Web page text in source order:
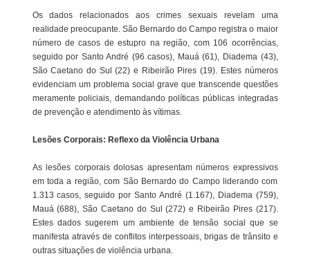
Os dados relacionados aos crimes sexuais revelam uma
realidade preocupante. São Bernardo do Campo registra o maior
número de casos de estupro na região, com 106 ocorrências,
seguido por Santo André (96 casos), Mauá (61), Diadema (43),
São Caetano do Sul (22) e Ribeirão Pires (19). Estes números
evidenciam um problema social grave que transcende questões
meramente policiais, demandando políticas públicas integradas
de prevenção e atendimento às vítimas.
Lesões Corporais: Reflexo da Violência Urbana
As lesões corporais dolosas apresentam números expressivos
em toda a região, com São Bernardo do Campo liderando com
1.313 casos, seguido por Santo André (1.167), Diadema (759),
Mauá (688), São Caetano do Sul (272) e Ribeirão Pires (217).
Estes dados sugerem um ambiente de tensão social que se
manifesta através de conflitos interpessoais, brigas de trânsito e
outras situações de violência urbana.